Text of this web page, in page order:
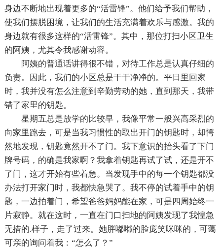
身边不断地出现着更多的“活雷锋”。他们给予我们帮助，
使我们摆脱困境，让我们的生活充满着欢乐与感激。我的
身边就有很多这样的“活雷锋”。其中，那位打扫小区卫生
的阿姨，尤其令我感谢动容。
阿姨的普通话讲得很不错，对待工作总是认真仔细的
负责。因此，我们的小区总是干干净净的。平日里回家
时，我并没有怎么注意到辛勤劳动的她，直到那天，我带
错了家里的钥匙。
星期五总是放学的比较早，我像平常一般兴高采烈的
向家里跑去，可是当我习惯性的取出开门的钥匙时，却愕
然地发现，钥匙竟然开不了门。我下意识的抬头看了下门
牌号码，的确是我家啊？我拿着钥匙再试了试，还是开不
了门，这才开始有些着急。当发现手中的每一个钥匙都没
办法打开家门时，我都快急哭了。我不停的试着手中的钥
匙，一边拍着门，希望爸爸妈妈能在家，可是四周始终一
片寂静。就在这时，一直在门口扫地的阿姨发现了我惶急
无措的.样子，走了过来。她胖嘟嘟的脸庞笑咪咪的，可蔼
可亲的询问着我：“怎么了？”